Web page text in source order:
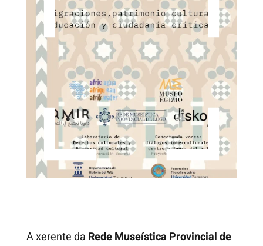
A xerente da Rede Museística Provincial de